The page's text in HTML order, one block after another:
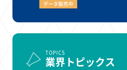
データ販売中
TOPICS
業界トピックス